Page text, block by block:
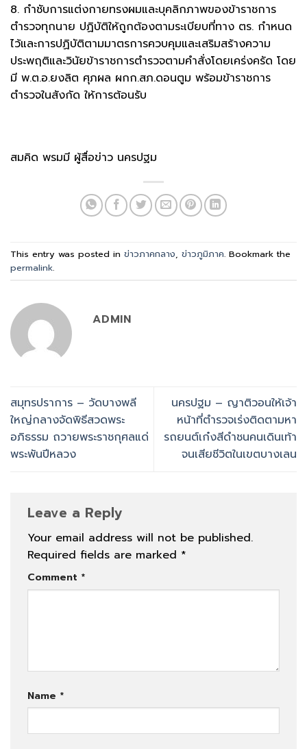
8. กำชับการแต่งกายทรงผมและบุคลิกภาพของข้าราชการ
ตำรวจทุกนาย ปฏิบัติให้ถูกต้องตามระเบียบที่ทาง ตร. กำหนด
ไว้และการปฏิบัติตามมาตรการควบคุมและเสริมสร้างความ
ประพฤติและวินัยข้าราชการตำรวจตามคำสั่งโดยเคร่งครัด โดย
มี พ.ต.อ.ยงลิต ศุภผล ผกก.สภ.ดอนตูม พร้อมข้าราชการ
ตำรวจในสังกัด ให้การต้อนรับ
สมคิด พรมมี ผู้สื่อข่าว นครปฐม
This entry was posted in ข่าวภาคกลาง, ข่าวภูมิภาค. Bookmark the
permalink.
ADMIN
สมุทรปราการ – วัดบางพลี
ใหญ่กลางจัดพิธีสวดพระ
อภิธรรม ถวายพระราชกุศลแด่
พระพันปีหลวง
นครปฐม – ญาติวอนให้เจ้า
หน้าที่ตำรวจเร่งติดตามหา
รถยนต์เก๋งสีดำชนคนเดินเท้า
จนเสียชีวิตในเขตบางเลน
Leave a Reply
Your email address will not be published.
Required fields are marked *
Comment *
Name *